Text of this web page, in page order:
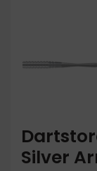
Silver